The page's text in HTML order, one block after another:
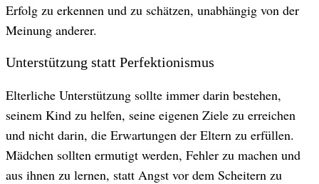
Erfolg zu erkennen und zu schätzen, unabhängig von der
Meinung anderer.
Unterstützung statt Perfektionismus
Elterliche Unterstützung sollte immer darin bestehen,
seinem Kind zu helfen, seine eigenen Ziele zu erreichen
und nicht darin, die Erwartungen der Eltern zu erfüllen.
Mädchen sollten ermutigt werden, Fehler zu machen und
aus ihnen zu lernen, statt Angst vor dem Scheitern zu